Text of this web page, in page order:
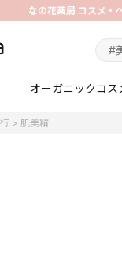
#
オーガニックコス
肌美精